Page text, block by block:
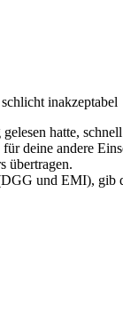
inakzeptabel
hatte,
deine andere
übertragen.
und EMI), gib